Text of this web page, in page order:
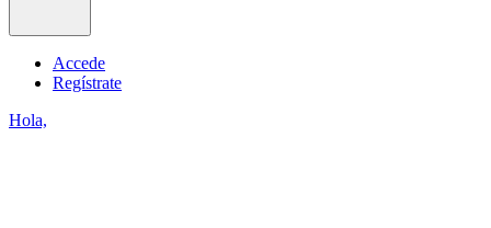
Accede
Regístrate
Hola,